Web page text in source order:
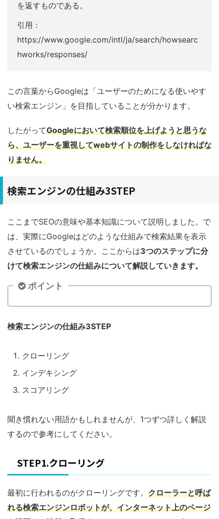
を返すものである。
引用：
https://www.google.com/intl/ja/search/howsearc
hworks/responses/
この言葉からGoogleは「ユーザーのためになる使いやす
い検索エンジン」を目指していることが分かります。
したがってGoogleにおいて検索順位を上げようと思うな
ら、ユーザーを重視してwebサイトの制作をしなければな
りません。
検索エンジンの仕組み3STEP
ここまでSEOの意味や基本知識について説明しました。で
は、実際にGoogleはどのような仕組みで検索結果を表示
させているのでしょうか。ここからは3つのステップに分
けて検索エンジンの仕組みについて解説していきます。
ポイント
検索エンジンの仕組み3STEP
クローリング
インデキシング
スコアリング
聞き慣れない用語かもしれませんが、1つずつ詳しく解説
するので参考にしてください。
STEP1.クローリング
最初に行われるのがクローリングです。 クローラーと呼ば
れる検索エンジンロボットが、インターネット上のページ